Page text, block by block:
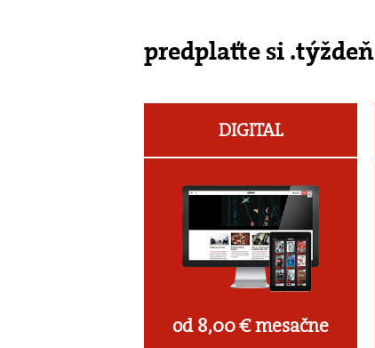
predplaťte si .týždeň
DIGITAL
od 8,00 € mesačne